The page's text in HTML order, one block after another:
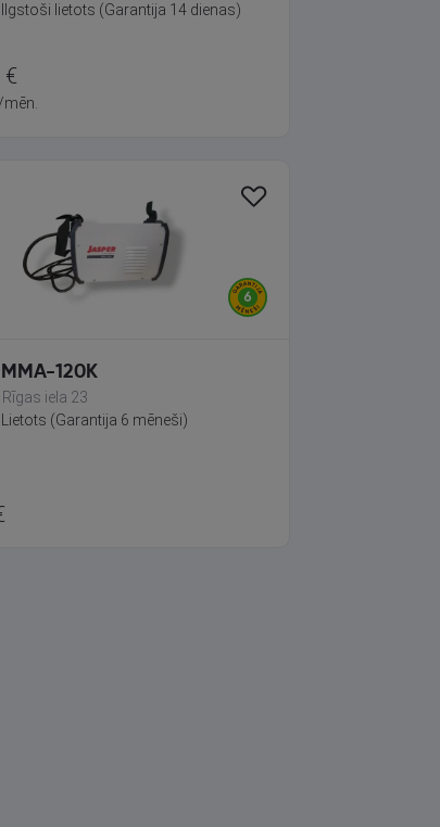
lietots (Garantija 14 dienas)
€
/mēn.
MMA-120K
Rīgas iela 23
Lietots (Garantija 6 mēneši)